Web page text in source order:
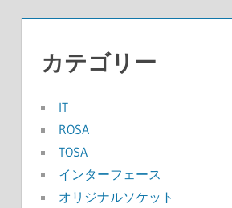
カテゴリー
IT
ROSA
TOSA
インターフェース
オリジナルソケット